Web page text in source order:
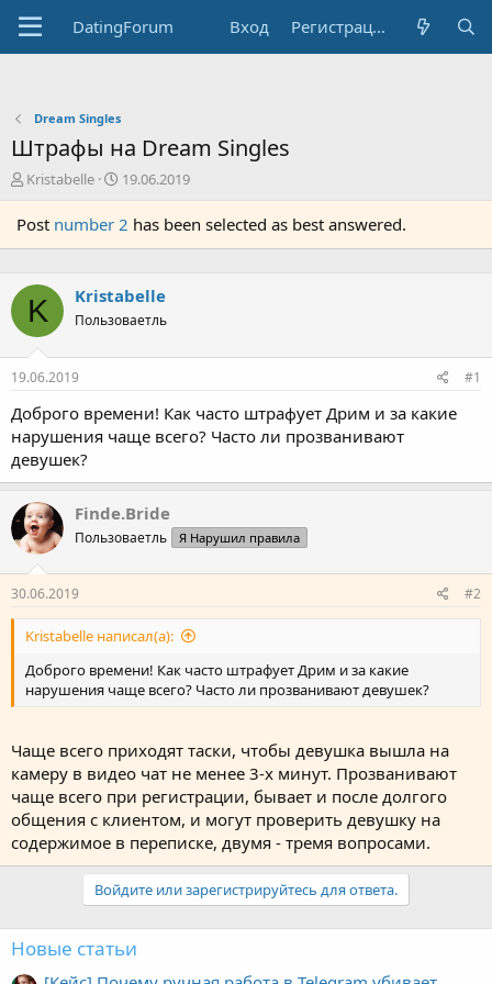
DatingForum Вход Регистрация
Dream Singles
Штрафы на Dream Singles
А
в
т
о
е
м
ы
Kristabelle
Д
а
т
а
ч
а
а
19.06.2019
Post number 2 has been selected as best answered.
K Kristabelle
Пользоваетль
19.06.2019 #1
Доброго времени! Как часто штрафует Дрим и за какие
нарушения чаще всего? Часто ли прозванивают
девушек?
Finde.Bride
Пользоваетль Я Нарушил правила
30.06.2019 #2
Kristabelle написал(а):
Доброго времени! Как часто штрафует Дрим и за какие
нарушения чаще всего? Часто ли прозванивают девушек?
Чаще всего приходят таски, чтобы девушка вышла на
камеру в видео чат не менее 3-х минут. Прозванивают
чаще всего при регистрации, бывает и после долгого
общения с клиентом, и могут проверить девушку на
содержимое в переписке, двумя - тремя вопросами.
Войдите или зарегистрируйтесь для ответа.
Новые статьи